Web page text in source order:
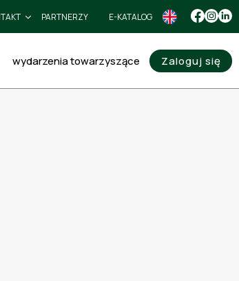
PARTNERZY E-KATALOG
wydarzenia towarzyszące Zaloguj się